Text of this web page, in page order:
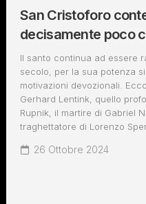
San Cristoforo
decisamente poco
Il santo continua ad essere
secolo, per la sua potenza
motivazioni devozionali.
Gerhard Lentink, quello
Rupnik, il martire di Gabriel
traghettatore di Lorenzo
26 Ottobre 2024